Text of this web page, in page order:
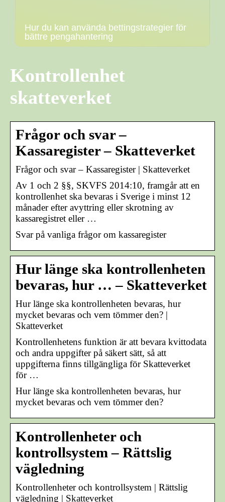
Hur du kan använda bettingstrategier för
bättre pengahantering
Kontrollenhet
skatteverket
Frågor och svar –
Kassaregister – Skatteverket
Frågor och svar – Kassaregister | Skatteverket
Av 1 och 2 §§, SKVFS 2014:10, framgår att en
kontrollenhet ska bevaras i Sverige i minst 12
månader efter avyttring eller skrotning av
kassaregistret eller …
Svar på vanliga frågor om kassaregister
Hur länge ska kontrollenheten
bevaras, hur … – Skatteverket
Hur länge ska kontrollenheten bevaras, hur
mycket bevaras och vem tömmer den? |
Skatteverket
Kontrollenhetens funktion är att bevara kvittodata
och andra uppgifter på säkert sätt, så att
uppgifterna finns tillgängliga för Skatteverket
för …
Hur länge ska kontrollenheten bevaras, hur
mycket bevaras och vem tömmer den?
Kontrollenheter och
kontrollsystem – Rättslig
vägledning
Kontrollenheter och kontrollsystem | Rättslig
vägledning | Skatteverket